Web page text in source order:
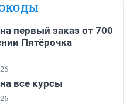
первый заказ от 700
Пятёрочка
все курсы